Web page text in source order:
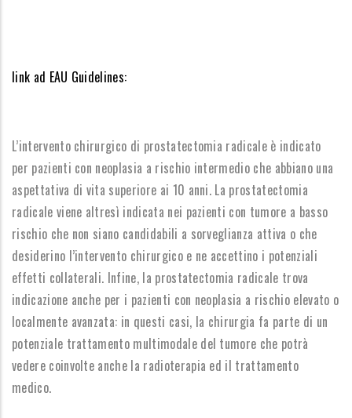
link ad EAU Guidelines:
L’intervento chirurgico di prostatectomia radicale è indicato
per pazienti con neoplasia a rischio intermedio che abbiano una
aspettativa di vita superiore ai 10 anni. La prostatectomia
radicale viene altresì indicata nei pazienti con tumore a basso
rischio che non siano candidabili a sorveglianza attiva o che
desiderino l’intervento chirurgico e ne accettino i potenziali
effetti collaterali. Infine, la prostatectomia radicale trova
indicazione anche per i pazienti con neoplasia a rischio elevato o
localmente avanzata: in questi casi, la chirurgia fa parte di un
potenziale trattamento multimodale del tumore che potrà
vedere coinvolte anche la radioterapia ed il trattamento
medico.